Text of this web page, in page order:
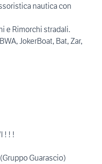
nautica con
e Rimorchi stradali.
JokerBoat, Bat, Zar,
! ! !
Guarascio)